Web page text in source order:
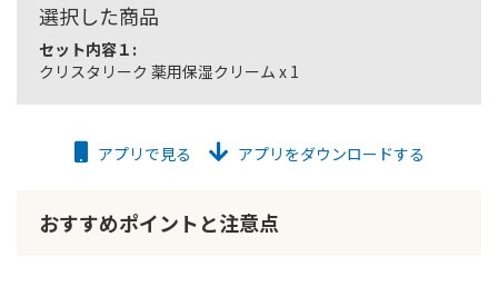
選択した商品
セット内容１:
クリスタリーク 薬用保湿クリーム x 1
アプリで見る アプリをダウンロードする
おすすめポイントと注意点